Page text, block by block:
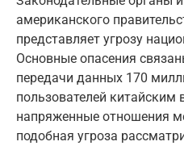
американского
представляет угрозу
Основные опасения
передачи данных 170
пользователей китайским
напряженные отношения
подобная угроза